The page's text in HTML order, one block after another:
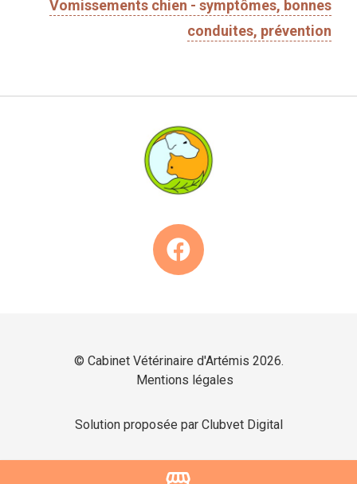
Vomissements chien - symptômes, bonnes
conduites, prévention
© Cabinet Vétérinaire d'Artémis 2026.
Mentions légales
Solution proposée par Clubvet Digital